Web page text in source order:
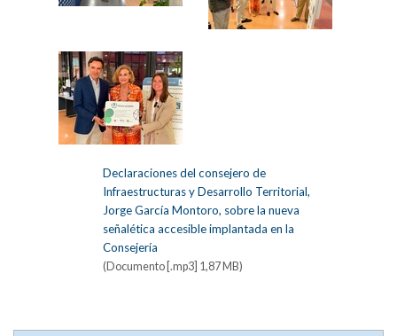
Declaraciones del consejero de
Infraestructuras y Desarrollo Territorial,
Jorge García Montoro, sobre la nueva
señalética accesible implantada en la
Consejería
(Documento [.mp3] 1,87 MB)